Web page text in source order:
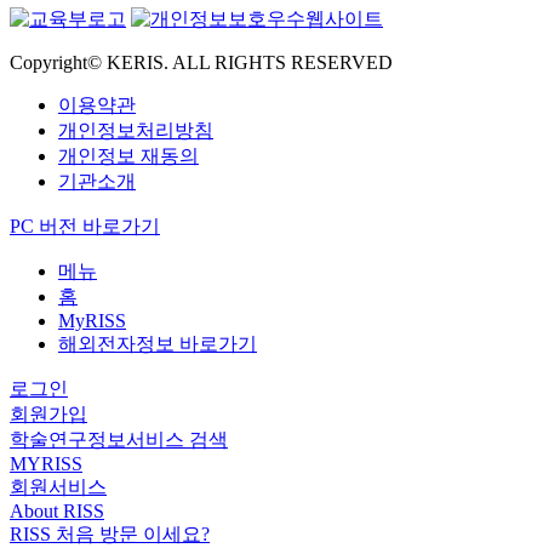
Copyright© KERIS. ALL RIGHTS RESERVED
이용약관
개인정보처리방침
개인정보 재동의
기관소개
PC 버전 바로가기
메뉴
홈
MyRISS
해외전자정보 바로가기
로그인
회원가입
학술연구정보서비스 검색
MYRISS
회원서비스
About RISS
RISS 처음 방문 이세요?